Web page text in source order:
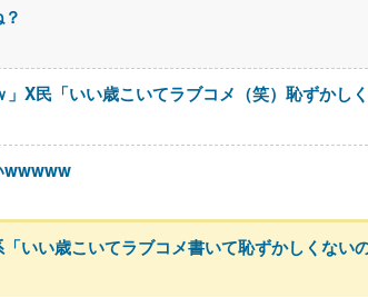
」X民「いい歳こいてラブコメ（笑）恥ずか
wwwww
いい歳こいてラブコメ書いて恥ずかしくない